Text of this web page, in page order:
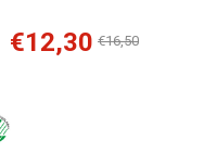
€12,30 €16,50